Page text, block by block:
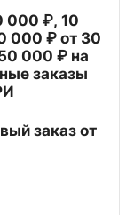
000 ₽, 10
000 ₽ от 30
000 ₽ на
заказы
заказ от